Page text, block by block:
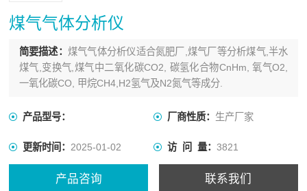
煤气气体分析仪
简要描述： 煤气气体分析仪适合氮肥厂,煤气厂等分析煤气,半水
煤气,变换气,煤气中二氧化碳CO2, 碳氢化合物CnHm, 氧气O2,
一氧化碳CO, 甲烷CH4,H2氢气及N2氮气等成分.
产品型号： 厂商性质： 生产厂家
更新时间：2025-01-02 访 问 量： 3821
产品咨询 联系我们